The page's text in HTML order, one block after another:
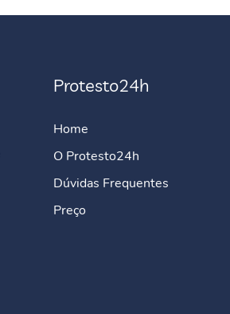
Protesto24h
Home
O Protesto24h
Dúvidas Frequentes
Preço